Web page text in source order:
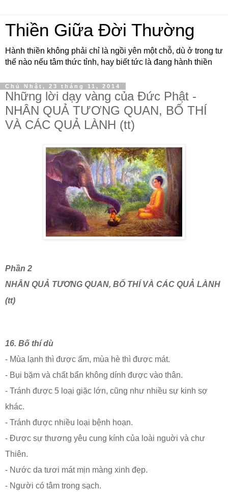
Thiền Giữa Đời Thường
Hành thiền không phải chỉ là ngồi yên một chỗ, dù ở trong tư
thế nào nếu tâm thức tỉnh, hay biết tức là đang hành thiền
Chủ Nhật, 23 tháng 11, 2014
Những lời dạy vàng của Đức Phật -
NHÂN QUẢ TƯƠNG QUAN, BỐ THÍ
VÀ CÁC QUẢ LÀNH (tt)
Phần 2
NHÂN QUẢ TƯƠNG QUAN, BỐ THÍ VÀ CÁC QUẢ LÀNH
(tt)
16. Bố thí dù
- Mùa lạnh thì được ấm, mùa hè thì được mát.
- Bụi bặm và chất bẩn không dính được vào thân.
- Tránh được 5 loại giặc lớn, cũng như nhiều sự kinh sợ
khác.
- Tránh được nhiều loại bệnh hoạn.
- Được sự thương yêu cung kính của loài nguời và chư
Thiên.
- Nước da tươi mát mịn màng xinh đẹp.
- Người có tâm trong sạch.